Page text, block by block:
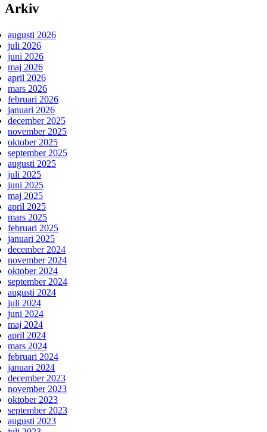
Arkiv
augusti 2026
juli 2026
juni 2026
maj 2026
april 2026
mars 2026
februari 2026
januari 2026
december 2025
november 2025
oktober 2025
september 2025
augusti 2025
juli 2025
juni 2025
maj 2025
april 2025
mars 2025
februari 2025
januari 2025
december 2024
november 2024
oktober 2024
september 2024
augusti 2024
juli 2024
juni 2024
maj 2024
april 2024
mars 2024
februari 2024
januari 2024
december 2023
november 2023
oktober 2023
september 2023
augusti 2023